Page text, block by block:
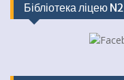
Бібліотека ліцею N2